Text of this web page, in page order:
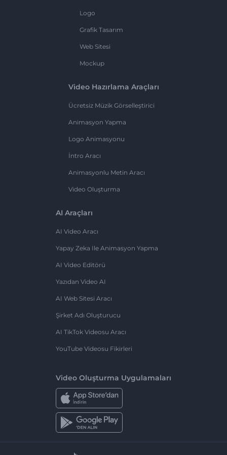
Logo
Grafik Tasarım
Web Sitesi
Mockup
Video Hazırlama Araçları
Ücretsiz Müzik Görselleştirici
Animasyon Yapma
Logo Animasyonu
İntro Aracı
Animasyonlu Metin Aracı
Video Oluşturma
AI Araçları
AI Video Aracı
Yapay Zeka Ile Animasyon Yapma
AI Video Editörü
Yazıdan Video AI
AI Web Sitesi Aracı
Şirket Adı Oluşturucu
AI TikTok Videosu Aracı
YouTube Videosu Fikirleri
Video Oluşturma Uygulamaları